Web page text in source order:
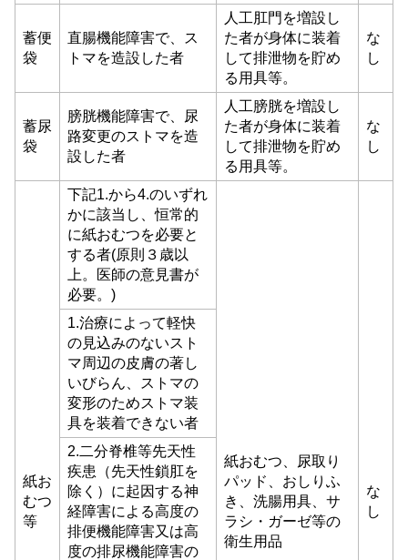
蓄便
袋
直腸機能障害で、ス
トマを造設した者
人工肛門を増設し
た者が身体に装着
して排泄物を貯め
る用具等。
な
し
蓄尿
袋
膀胱機能障害で、尿
路変更のストマを造
設した者
人工膀胱を増設し
た者が身体に装着
して排泄物を貯め
る用具等。
な
し
紙お
むつ
等
下記1.から4.のいずれ
かに該当し、恒常的
に紙おむつを必要と
する者(原則３歳以
上。医師の意見書が
必要。)
紙おむつ、尿取り
パッド、おしりふ
き、洗腸用具、サ
ラシ・ガーゼ等の
衛生用品
な
し
1.治療によって軽快
の見込みのないスト
マ周辺の皮膚の著し
いびらん、ストマの
変形のためストマ装
具を装着できない者
2.二分脊椎等先天性
疾患（先天性鎖肛を
除く）に起因する神
経障害による高度の
排便機能障害又は高
度の排尿機能障害の